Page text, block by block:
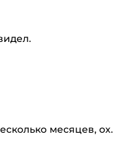
месяцев, ох.